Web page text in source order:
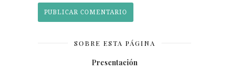
SOBRE ESTA PÁGINA
Presentación